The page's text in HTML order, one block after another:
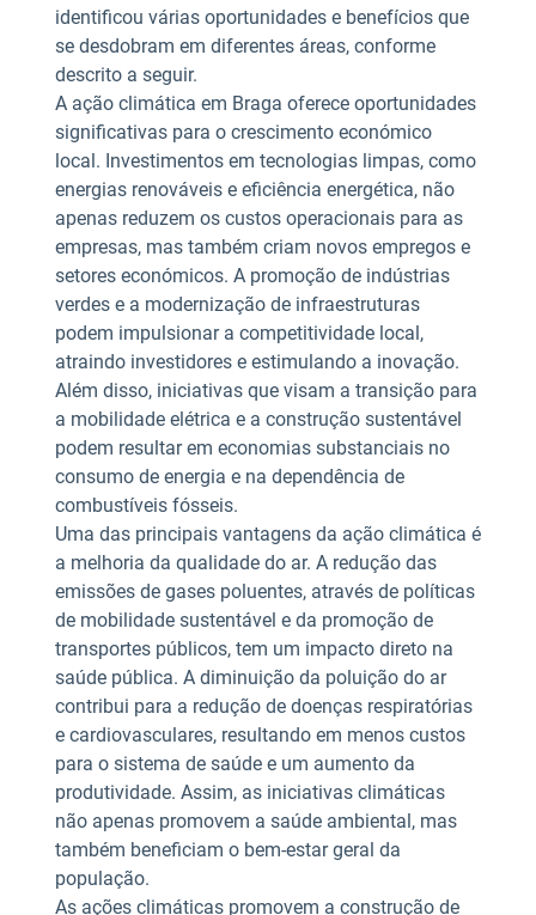
identificou várias oportunidades e benefícios que
se desdobram em diferentes áreas, conforme
descrito a seguir.
A ação climática em Braga oferece oportunidades
significativas para o crescimento económico
local. Investimentos em tecnologias limpas, como
energias renováveis e eficiência energética, não
apenas reduzem os custos operacionais para as
empresas, mas também criam novos empregos e
setores económicos. A promoção de indústrias
verdes e a modernização de infraestruturas
podem impulsionar a competitividade local,
atraindo investidores e estimulando a inovação.
Além disso, iniciativas que visam a transição para
a mobilidade elétrica e a construção sustentável
podem resultar em economias substanciais no
consumo de energia e na dependência de
combustíveis fósseis.
Uma das principais vantagens da ação climática é
a melhoria da qualidade do ar. A redução das
emissões de gases poluentes, através de políticas
de mobilidade sustentável e da promoção de
transportes públicos, tem um impacto direto na
saúde pública. A diminuição da poluição do ar
contribui para a redução de doenças respiratórias
e cardiovasculares, resultando em menos custos
para o sistema de saúde e um aumento da
produtividade. Assim, as iniciativas climáticas
não apenas promovem a saúde ambiental, mas
também beneficiam o bem-estar geral da
população.
As ações climáticas promovem a construção de